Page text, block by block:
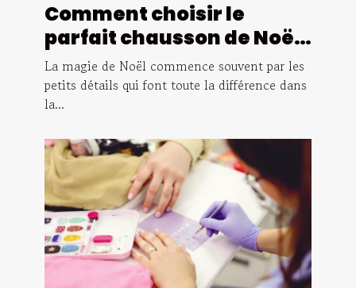
Comment choisir le
parfait chausson de Noël
pour toute la famille ?
La magie de Noël commence souvent par les
petits détails qui font toute la différence dans
la...